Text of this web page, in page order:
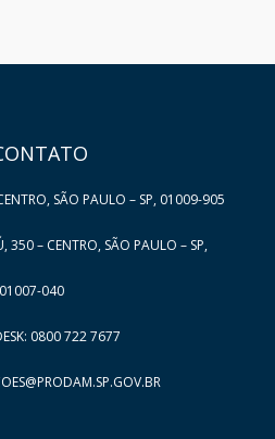
SÃO PAULO – SP, 01009-905
350 – CENTRO, SÃO PAULO – SP,
01007-040
0800 722 7677